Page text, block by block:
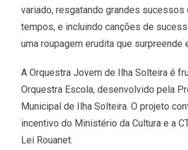
variado, resgatando grandes
tempos, e incluindo canções de
uma roupagem erudita que surpreende
A Orquestra Jovem de Ilha Solteira é
Orquestra Escola, desenvolvido pela
Municipal de Ilha Solteira. O projeto
incentivo do Ministério da Cultura e a
Lei Rouanet.